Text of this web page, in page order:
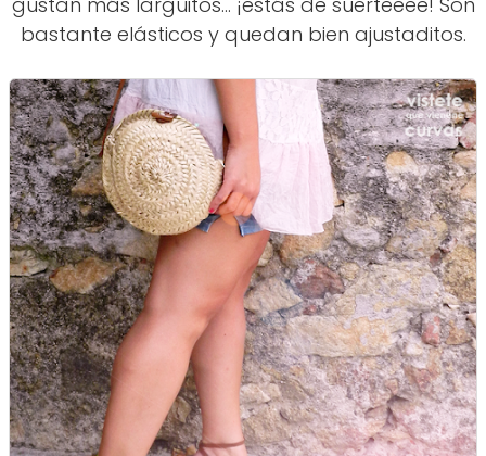
bastante elásticos y quedan bien ajustaditos.